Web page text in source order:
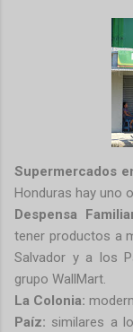
Supermercados
Honduras hay uno
Despensa
tener productos a
Salvador y a los
grupo WallMart.
La Colonia:
Paíz: similares a